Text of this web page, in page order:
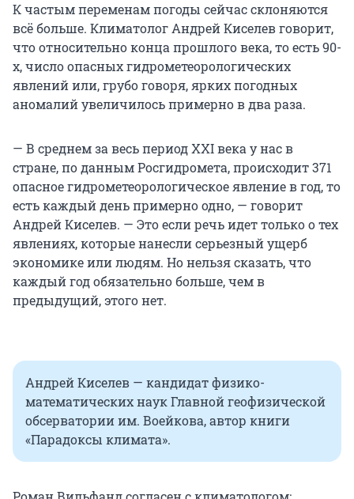
К частым переменам погоды сейчас склоняются
всё больше. Климатолог Андрей Киселев говорит,
что относительно конца прошлого века, то есть 90-
х, число опасных гидрометеорологических
явлений или, грубо говоря, ярких погодных
аномалий увеличилось примерно в два раза.
— В среднем за весь период XXI века у нас в
стране, по данным Росгидромета, происходит 371
опасное гидрометеорологическое явление в год, то
есть каждый день примерно одно, — говорит
Андрей Киселев. — Это если речь идет только о тех
явлениях, которые нанесли серьезный ущерб
экономике или людям. Но нельзя сказать, что
каждый год обязательно больше, чем в
предыдущий, этого нет.
Андрей Киселев — кандидат физико-
математических наук Главной геофизической
обсерватории им. Воейкова, автор книги
«Парадоксы климата».